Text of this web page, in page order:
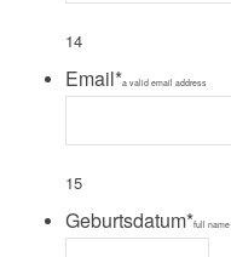
14
Email*a valid email address
15
Geburtsdatum*full name